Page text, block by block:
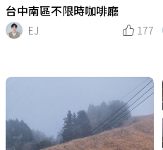
台中南區不限時咖啡廳
EJ
177